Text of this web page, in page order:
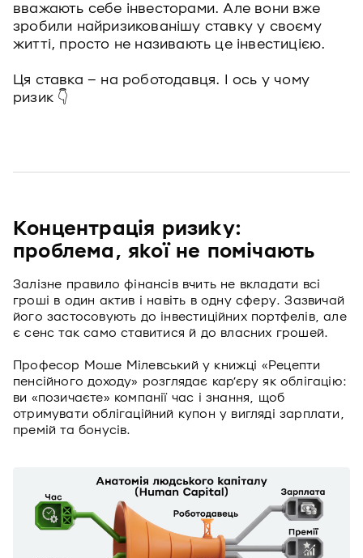
вважають себе інвесторами. Але вони вже
зробили найризикованішу ставку у своєму
житті, просто не називають це інвестицією.
Ця ставка – на роботодавця. І ось у чому
ризик 👇
Концентрація ризику:
проблема, якої не помічають
Залізне правило фінансів вчить не вкладати всі
гроші в один актив і навіть в одну сферу. Зазвичай
його застосовують до інвестиційних портфелів, але
є сенс так само ставитися й до власних грошей.
Професор Моше Мілевський у книжці «Рецепти
пенсійного доходу» розглядає кар’єру як облігацію:
ви «позичаєте» компанії час і знання, щоб
отримувати облігаційний купон у вигляді зарплати,
премій та бонусів.